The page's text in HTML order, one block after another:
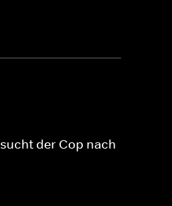
der Cop nach